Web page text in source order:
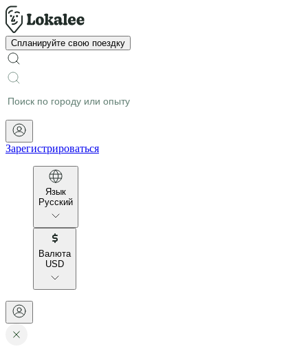
Спланируйте свою поездку
Зарегистрироваться
Язык
Русский
Валюта
USD